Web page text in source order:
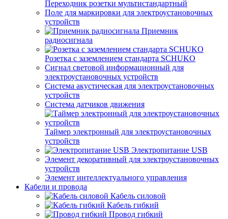
Переходник розетки мультистандартный
Поле для маркировки для электроустановочных
устройств
Приемник
радиосигнала
Розетка с заземлением стандарта SCHUKO
Сигнал световой информационный для
электроустановочных устройств
Система акустическая для электроустановочных
устройств
Система датчиков движения
Таймер электронный для электроустановочных
устройств
Электропитание USB
Элемент декоративный для электроустановочных
устройств
Элемент интеллектуального управления
Кабели и провода
Кабель силовой
Кабель гибкий
Провод гибкий